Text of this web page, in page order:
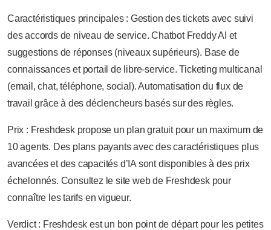
Caractéristiques principales : Gestion des tickets avec suivi
des accords de niveau de service. Chatbot Freddy AI et
suggestions de réponses (niveaux supérieurs). Base de
connaissances et portail de libre-service. Ticketing multicanal
(email, chat, téléphone, social). Automatisation du flux de
travail grâce à des déclencheurs basés sur des règles.
Prix : Freshdesk propose un plan gratuit pour un maximum de
10 agents. Des plans payants avec des caractéristiques plus
avancées et des capacités d’IA sont disponibles à des prix
échelonnés. Consultez le site web de Freshdesk pour
connaître les tarifs en vigueur.
Verdict : Freshdesk est un bon point de départ pour les petites